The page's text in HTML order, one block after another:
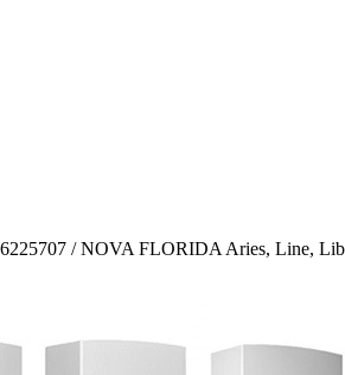
/ NOVA FLORIDA Aries, Line,